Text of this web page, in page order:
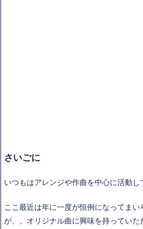
さいごに
いつもはアレンジや作曲を中心に活動し
ここ最近は年に一度が恒例になってまい
が、、オリジナル曲に興味を持っていた